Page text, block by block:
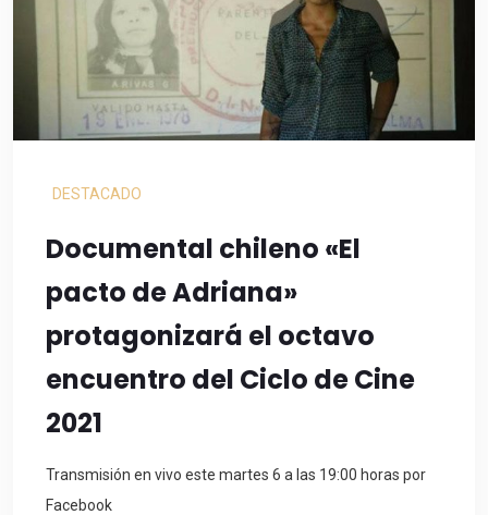
DESTACADO
Documental chileno «El
pacto de Adriana»
protagonizará el octavo
encuentro del Ciclo de Cine
2021
Transmisión en vivo este martes 6 a las 19:00 horas por
Facebook